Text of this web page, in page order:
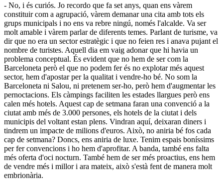
- No, i és curiós. Jo recordo que fa set anys, quan ens vàrem
constituir com a agrupació, vàrem demanar una cita amb tots els
grups municipals i no ens va rebre ningú, només l'alcalde. Va ser
molt amable i vàrem parlar de diferents temes. Parlant de turisme, va
dir que no era un sector estratègic i que no feien res i anava pujant el
nombre de turistes. Aquell dia em vaig adonar que hi havia un
problema conceptual. És evident que no hem de ser com la
Barceloneta però el que no podem fer és no explotar més aquest
sector, hem d'apostar per la qualitat i vendre-ho bé. No som la
Barceloneta ni Salou, ni pretenem ser-ho, però hem d'augmentar les
pernoctacions. Els càmpings faciliten les estades llargues però ens
calen més hotels. Aquest cap de setmana faran una convenció a la
ciutat amb més de 3.000 persones, els hotels de la ciutat i dels
municipis del voltant estan plens. Vindran aquí, deixaran diners i
tindrem un impacte de milions d'euros. Això, no aniria bé fos cada
cap de setmana? Doncs, ens aniria de luxe. Tenim espais boníssims
per fer convencions i ho hem d'aprofitar. A banda, també ens falta
més oferta d'oci nocturn. També hem de ser més proactius, ens hem
de vendre més i millor i ara mateix, això s'està fent de manera molt
embrionària.